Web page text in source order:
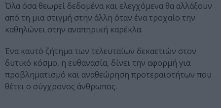
Όλα όσα θεωρεί δεδομένα και ελεγχόμενα θα αλλάξουν
από τη μια στιγμή στην άλλη όταν ένα τροχαίο την
καθηλώνει στην αναπηρική καρέκλα.
Ένα καυτό ζήτημα των τελευταίων δεκαετιών στον
δυτικό κόσμο, η ευθανασία, δίνει την αφορμή για
προβληματισμό και αναθεώρηση προτεραιοτήτων που
θέτει ο σύγχρονος άνθρωπος.